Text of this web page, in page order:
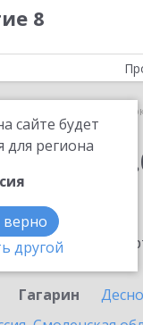
8
сайте будет
для региона
верно
другой
Гагарин